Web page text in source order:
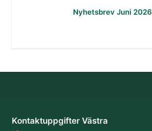
Nyhetsbrev Juni 2026
Kontaktuppgifter Västra